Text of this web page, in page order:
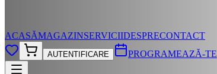
ACASĂMAGAZINSERVICIIDESPRECONTACT
AUTENTIFICARE PROGRAMEAZĂ-TE